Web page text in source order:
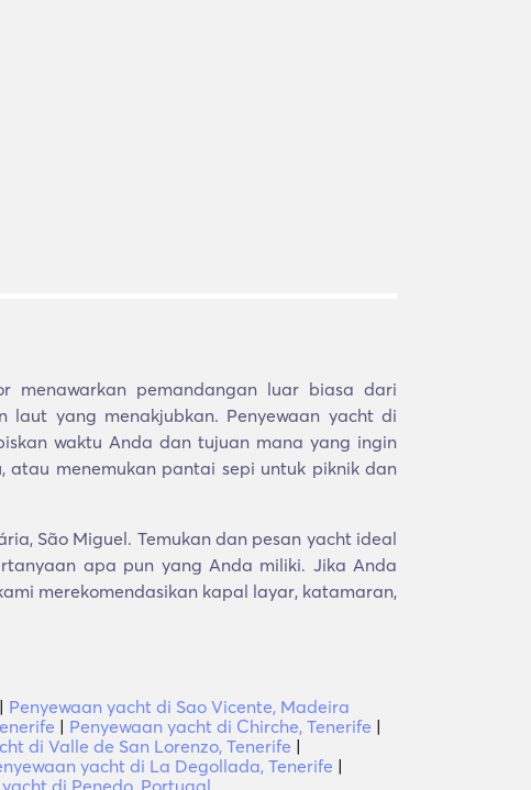
menawarkan pemandangan luar biasa dari
yang menakjubkan. Penyewaan yacht di
waktu Anda dan tujuan mana yang ingin
menemukan pantai sepi untuk piknik dan
São Miguel. Temukan dan pesan yacht ideal
apa pun yang Anda miliki. Jika Anda
merekomendasikan kapal layar, katamaran,
| Penyewaan yacht di Sao Vicente, Madeira
| Penyewaan yacht di Chirche, Tenerife |
di Valle de San Lorenzo, Tenerife |
yacht di La Degollada, Tenerife |
di Penedo, Portugal